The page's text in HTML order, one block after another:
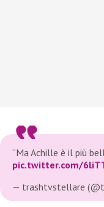
“Ma Achille è il più
pic.twitter.com/
— trashtvstellare